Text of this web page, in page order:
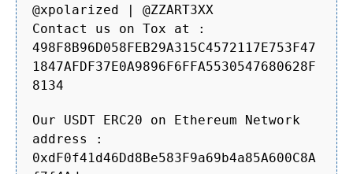
@xpolarized | @ZZART3XX
Contact us on Tox at :
498F8B96D058FEB29A315C4572117E753F47
1847AFDF37E0A9896F6FFA5530547680628F
8134
Our USDT ERC20 on Ethereum Network
address :
0xdF0f41d46Dd8Be583F9a69b4a85A600C8A